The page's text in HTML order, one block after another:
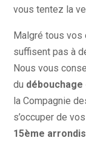
vous tentez la
Malgré tous vos
suffisent pas à
Nous vous
du
la Compagnie
s’occuper de vos
15ème